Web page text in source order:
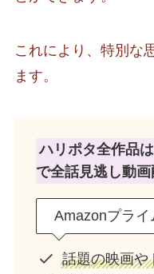
これにより、特別な
ます。
ハリポタ全作品
で全話見逃し動画
Amazonプライ
話題の映画や